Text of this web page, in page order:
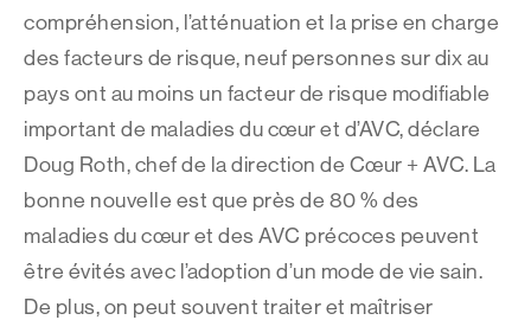
compréhension, l’atténuation et la prise en charge
des facteurs de risque, neuf personnes sur dix au
pays ont au moins un facteur de risque modifiable
important de maladies du cœur et d’AVC, déclare
Doug Roth, chef de la direction de Cœur + AVC. La
bonne nouvelle est que près de 80 % des
maladies du cœur et des AVC précoces peuvent
être évités avec l’adoption d’un mode de vie sain.
De plus, on peut souvent traiter et maîtriser